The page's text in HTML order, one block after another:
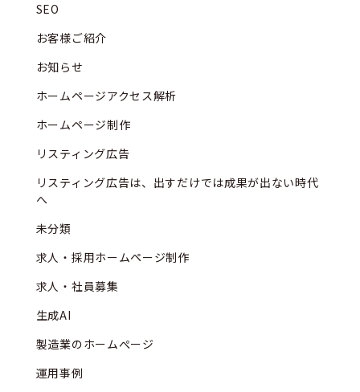
SEO
お客様ご紹介
お知らせ
ホームページアクセス解析
ホームページ制作
リスティング広告
リスティング広告は、出すだけでは成果が出ない時代
へ
未分類
求人・採用ホームページ制作
求人・社員募集
生成AI
製造業のホームぺージ
運用事例